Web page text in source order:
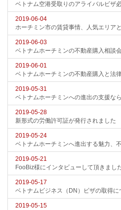
ベトナム空港受取りのアライバルビザ
2019-06-04
ホーチミン市の賃貸事情、人気エリア
2019-06-03
ベトナムホーチミンの不動産購入相談
2019-06-01
ベトナムホーチミンの不動産購入と法律
2019-05-31
ベトナムホーチミンへの進出の支援な
2019-05-28
新形式の労働許可証が発行されました
2019-05-24
ベトナムホーチミンへ進出する魅力、
2019-05-21
FooBiz様にインタビューして頂きまし
2019-05-17
ベトナムビジネス（DN）ビザの取得に
2019-05-15